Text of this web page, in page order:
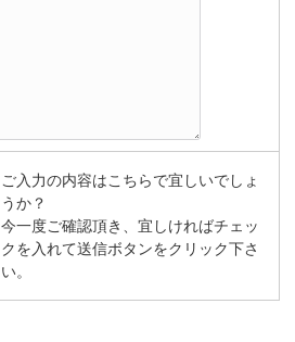
ご入力の内容はこちらで宜しいでしょ
うか？
今一度ご確認頂き、宜しければチェッ
クを入れて送信ボタンをクリック下さ
い。